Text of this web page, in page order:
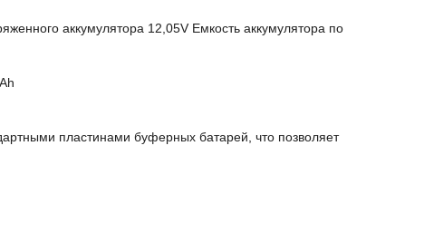
аккумулятора 12,05V Емкость аккумулятора по
пластинами буферных батарей, что позволяет